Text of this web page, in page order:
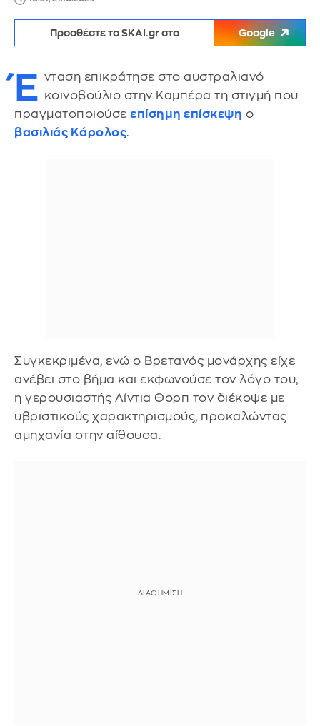
Προσθέστε το SKAI.gr στο Google
Έ νταση επικράτησε στο αυστραλιανό
κοινοβούλιο στην Καμπέρα τη στιγμή που
πραγματοποιούσε επίσημη επίσκεψη ο
βασιλιάς Κάρολος.
Συγκεκριμένα, ενώ ο Βρετανός μονάρχης είχε
ανέβει στο βήμα και εκφωνούσε τον λόγο του,
η γερουσιαστής Λίντια Θορπ τον διέκοψε με
υβριστικούς χαρακτηρισμούς, προκαλώντας
αμηχανία στην αίθουσα.